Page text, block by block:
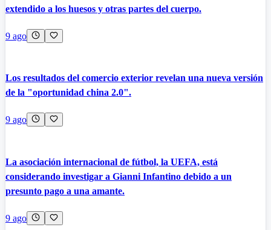
extendido a los huesos y otras partes del cuerpo.
9 ago
Los resultados del comercio exterior revelan una nueva versión
de la "oportunidad china 2.0".
9 ago
La asociación internacional de fútbol, la UEFA, está
considerando investigar a Gianni Infantino debido a un
presunto pago a una amante.
9 ago